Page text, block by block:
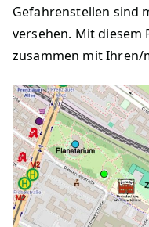
Gefahrenstellen sind
versehen. Mit diesem
zusammen mit Ihren/